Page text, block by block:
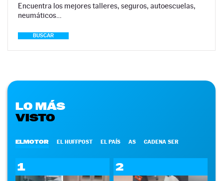
Encuentra los mejores talleres, seguros, autoescuelas,
neumáticos…
BUSCAR
LO MÁS
VISTO
ELMOTOR EL HUFFPOST EL PAÍS AS CADENA SER
1 2